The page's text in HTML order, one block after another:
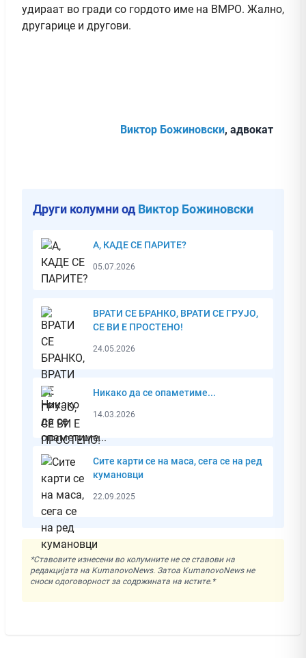
удираат во гради со гордото име на ВМРО. Жално,
другарице и другови.
Виктор Божиновски, адвокат
Други колумни од Виктор Божиновски
А, КАДЕ СЕ ПАРИТЕ?
05.07.2026
ВРАТИ СЕ БРАНКО, ВРАТИ СЕ ГРУЈО,
СЕ ВИ Е ПРОСТЕНО!
24.05.2026
Никако да се опаметиме...
14.03.2026
Сите карти се на маса, сега се на ред
кумановци
22.09.2025
*Ставовите изнесени во колумните не се ставови на
редакцијата на KumanovoNews. Затоа KumanovoNews не
сноси одоговорност за содржината на истите.*